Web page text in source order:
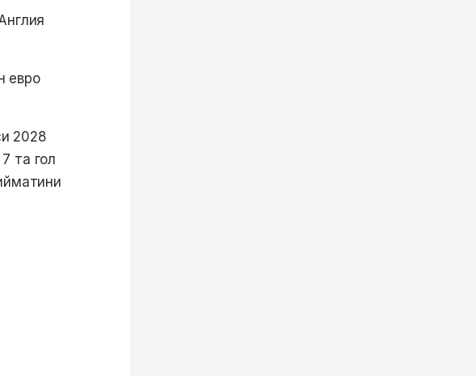
евро
2028
та гол